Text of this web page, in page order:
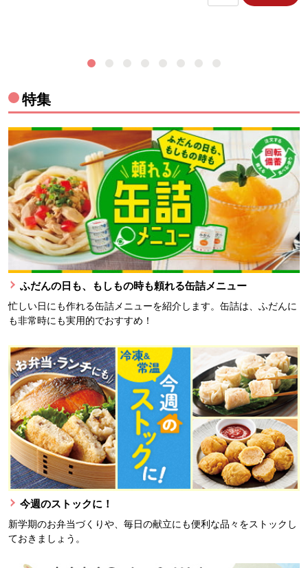
特集
ふだんの日も、もしもの時も頼れる缶詰メニュー
忙しい日にも作れる缶詰メニューを紹介します。缶詰は、ふだんに
も非常時にも実用的でおすすめ！
今週のストックに！
新学期のお弁当づくりや、毎日の献立にも便利な品々をストックし
ておきましょう。